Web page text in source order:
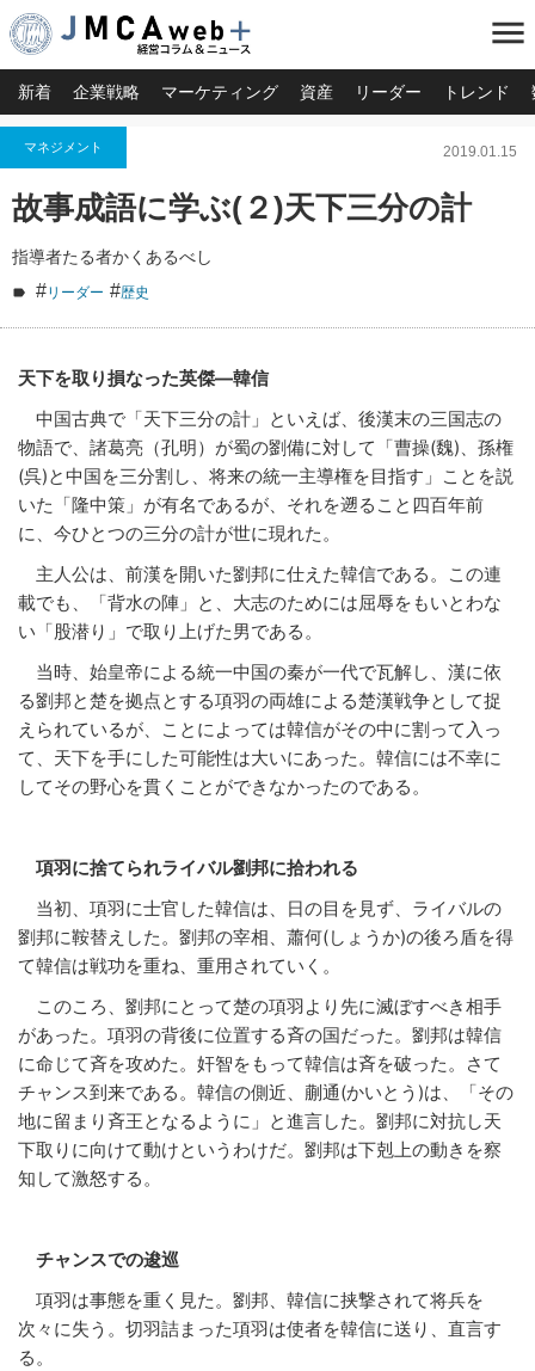
menu
新着 企業戦略 マーケティング 資産 リーダー トレンド
マネジメント 2019.01.15
故事成語に学ぶ(２)天下三分の計
指導者たる者かくあるべし
#リーダー #歴史
天下を取り損なった英傑―韓信
中国古典で「天下三分の計」といえば、後漢末の三国志の
物語で、諸葛亮（孔明）が蜀の劉備に対して「曹操(魏)、孫権
(呉)と中国を三分割し、将来の統一主導権を目指す」ことを説
いた「隆中策」が有名であるが、それを遡ること四百年前
に、今ひとつの三分の計が世に現れた。
主人公は、前漢を開いた劉邦に仕えた韓信である。この連
載でも、「背水の陣」と、大志のためには屈辱をもいとわな
い「股潜り」で取り上げた男である。
当時、始皇帝による統一中国の秦が一代で瓦解し、漢に依
る劉邦と楚を拠点とする項羽の両雄による楚漢戦争として捉
えられているが、ことによっては韓信がその中に割って入っ
て、天下を手にした可能性は大いにあった。韓信には不幸に
してその野心を貫くことができなかったのである。
項羽に捨てられライバル劉邦に拾われる
当初、項羽に士官した韓信は、日の目を見ず、ライバルの
劉邦に鞍替えした。劉邦の宰相、蕭何(しょうか)の後ろ盾を得
て韓信は戦功を重ね、重用されていく。
このころ、劉邦にとって楚の項羽より先に滅ぼすべき相手
があった。項羽の背後に位置する斉の国だった。劉邦は韓信
に命じて斉を攻めた。奸智をもって韓信は斉を破った。さて
チャンス到来である。韓信の側近、蒯通(かいとう)は、「その
地に留まり斉王となるように」と進言した。劉邦に対抗し天
下取りに向けて動けというわけだ。劉邦は下剋上の動きを察
知して激怒する。
チャンスでの逡巡
項羽は事態を重く見た。劉邦、韓信に挟撃されて将兵を
次々に失う。切羽詰まった項羽は使者を韓信に送り、直言す
る。